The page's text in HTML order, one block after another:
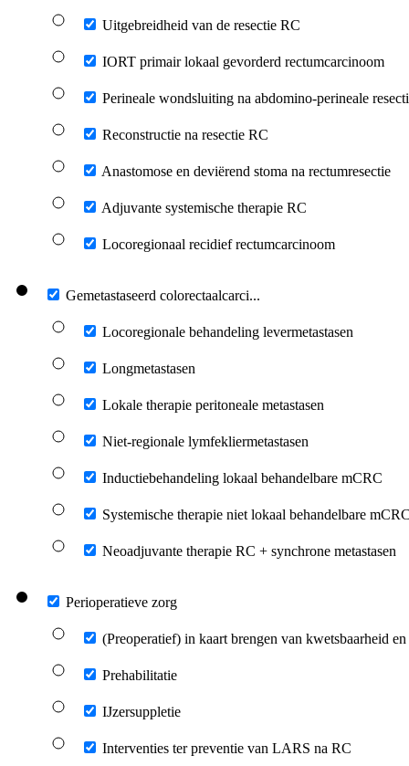
Uitgebreidheid van de resectie RC
IORT primair lokaal gevorderd rectumcarcinoom
Perineale wondsluiting na abdomino-perineale
Reconstructie na resectie RC
Anastomose en deviërend stoma na rectumresectie
Adjuvante systemische therapie RC
Locoregionaal recidief rectumcarcinoom
Gemetastaseerd colorectaalcarci...
Locoregionale behandeling levermetastasen
Longmetastasen
Lokale therapie peritoneale metastasen
Niet-regionale lymfekliermetastasen
Inductiebehandeling lokaal behandelbare mCRC
Systemische therapie niet lokaal behandelbare
Neoadjuvante therapie RC + synchrone metastasen
Perioperatieve zorg
(Preoperatief) in kaart brengen van kwetsbaarheid
Prehabilitatie
IJzersuppletie
Interventies ter preventie van LARS na RC